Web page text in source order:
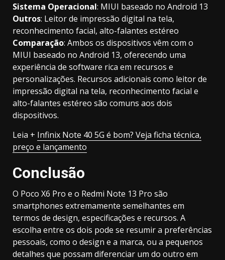
Sistema Operacional: MIUI baseado no Android 13
Outros: Leitor de impressão digital na tela,
reconhecimento facial, alto-falantes estéreo
Comparação: Ambos os dispositivos vêm com o
MIUI baseado no Android 13, oferecendo uma
experiência de software rica em recursos e
personalizações. Recursos adicionais como leitor de
impressão digital na tela, reconhecimento facial e
alto-falantes estéreo são comuns aos dois
dispositivos.
Leia + Infinix Note 40 5G é bom? Veja ficha técnica,
preço e lançamento
Conclusão
O Poco X6 Pro e o Redmi Note 13 Pro são
smartphones extremamente semelhantes em
termos de design, especificações e recursos. A
escolha entre os dois pode se resumir a preferências
pessoais, como o design e a marca, ou a pequenos
detalhes que possam diferenciar um do outro em